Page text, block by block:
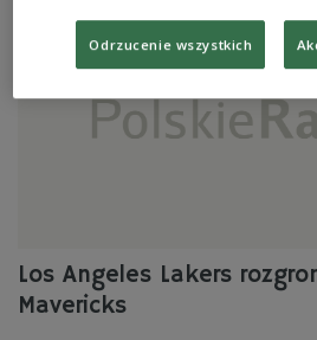
Los Angeles Lakers
Mavericks
Odrzucenie wszystkich